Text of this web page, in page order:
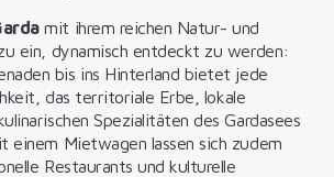
mit ihrem reichen Natur- und
ein, dynamisch entdeckt zu werden:
bis ins Hinterland bietet jede
das territoriale Erbe, lokale
Spezialitäten des Gardasees
einem Mietwagen lassen sich zudem
Restaurants und kulturelle